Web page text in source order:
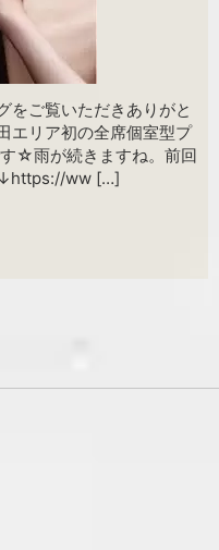
をご覧いただきありがと
エリア初の全席個室型プ
☆雨が続きますね。前回
↓https://ww […]